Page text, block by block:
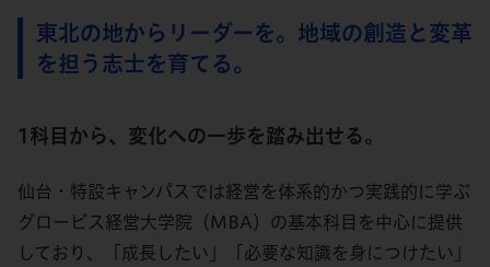
東北の地からリーダーを。地域の創造と変革
を担う志士を育てる。
1科目から、変化への一歩を踏み出せる。
仙台・特設キャンパスでは経営を体系的かつ実践的に学ぶ
グロービス経営大学院（MBA）の基本科目を中心に提供
しており、「成長したい」「必要な知識を身につけたい」